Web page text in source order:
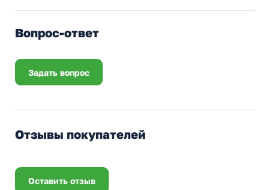
Вопрос-ответ
Задать вопрос
Отзывы покупателей
Оставить отзыв